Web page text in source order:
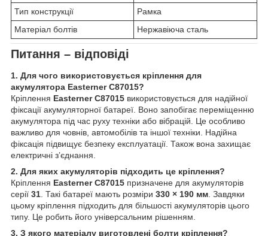
Тип конструкції
Рамка
Матеріал болтів
Нержавіюча сталь
Питання – відповіді
1. Для чого використовується кріплення для
акумулятора Easterner C87015?
Кріплення Easterner C87015 використовується для надійної
фіксації акумуляторної батареї. Воно запобігає переміщенню
акумулятора під час руху техніки або вібрацій. Це особливо
важливо для човнів, автомобілів та іншої техніки. Надійна
фіксація підвищує безпеку експлуатації. Також вона захищає
електричні з’єднання.
2. Для яких акумуляторів підходить це кріплення?
Кріплення Easterner C87015 призначене для акумуляторів
серії 31 . Такі батареї мають розміри 330 × 190 мм . Завдяки
цьому кріплення підходить для більшості акумуляторів цього
типу. Це робить його універсальним рішенням.
3. З якого матеріалу виготовлені болти кріплення?